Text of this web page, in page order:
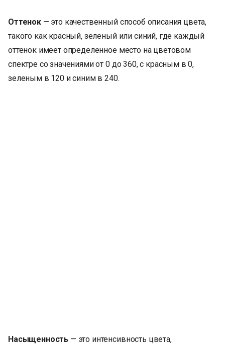
Оттенок— это качественный способ описания цвета,
такого как красный, зеленый или синий, где каждый
оттенок имеет определенное место на цветовом
спектре со значениями от 0 до 360, с красным в 0,
зеленым в 120 и синим в 240.
Насыщенность — это интенсивность цвета,